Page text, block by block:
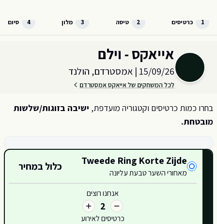
1 כרטיסים 2 טיסה 3 מלון 4 סיום
בחר כמות וקטגוריית כרטיסים עבור האירוע ב
אייאקס - וילם
15/09/26
| אמסטרדם, הולנד
לכל המשחקים של אייאקס אמסטרדם
בחרו כמות כרטיסים וקטגוריה מועדפת, ישיבה בזוגות/שלשות
מובטחת.
קטגוריות כרטיסים זמינות
Tweede Ring Korte Zijde
מאחורי השער טבעת עליונה
כלול במחיר
אנחנו רוצים
2
כרטיסים לאירוע